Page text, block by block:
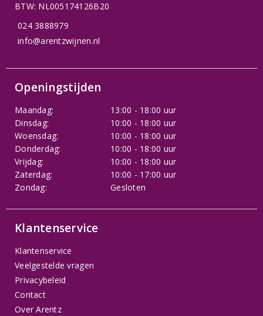
BTW: NL005174126B20
024 3888979
info@arentzwijnen.nl
Openingstijden
Maandag:
13:00 - 18:00 uur
Dinsdag:
10:00 - 18:00 uur
Woensdag:
10:00 - 18:00 uur
Donderdag:
10:00 - 18:00 uur
Vrijdag:
10:00 - 18:00 uur
Zaterdag:
10:00 - 17:00 uur
Zondag:
Gesloten
Klantenservice
Klantenservice
Veelgestelde vragen
Privacybeleid
Contact
Over Arentz